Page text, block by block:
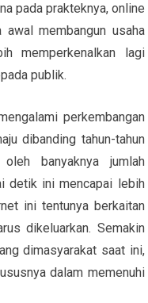
pada prakteknya, online
membangun usaha
memperkenalkan lagi
publik.
perkembangan
dibanding tahun-tahun
banyaknya jumlah
detik ini mencapai lebih
ini tentunya berkaitan
dikeluarkan. Semakin
dimasyarakat saat ini,
dalam memenuhi